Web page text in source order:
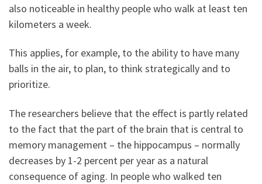
also noticeable in healthy people who walk at least ten
kilometers a week.
This applies, for example, to the ability to have many
balls in the air, to plan, to think strategically and to
prioritize.
The researchers believe that the effect is partly related
to the fact that the part of the brain that is central to
memory management – the hippocampus – normally
decreases by 1-2 percent per year as a natural
consequence of aging. In people who walked ten